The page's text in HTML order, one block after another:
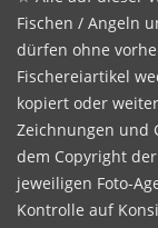
Fischen / Angeln
dürfen ohne
Fischereiartikel
kopiert oder
Zeichnungen und
dem Copyright
jeweiligen Foto-
Kontrolle auf